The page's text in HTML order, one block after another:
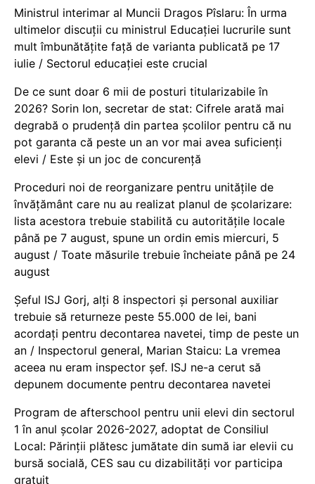
Ministrul interimar al Muncii Dragos Pîslaru: În urma
ultimelor discuții cu ministrul Educației lucrurile sunt
mult îmbunătățite față de varianta publicată pe 17
iulie / Sectorul educației este crucial
De ce sunt doar 6 mii de posturi titularizabile în
2026? Sorin Ion, secretar de stat: Cifrele arată mai
degrabă o prudență din partea școlilor pentru că nu
pot garanta că peste un an vor mai avea suficienți
elevi / Este și un joc de concurență
Proceduri noi de reorganizare pentru unitățile de
învățământ care nu au realizat planul de școlarizare:
lista acestora trebuie stabilită cu autoritățile locale
până pe 7 august, spune un ordin emis miercuri, 5
august / Toate măsurile trebuie încheiate până pe 24
august
Șeful ISJ Gorj, alți 8 inspectori și personal auxiliar
trebuie să returneze peste 55.000 de lei, bani
acordați pentru decontarea navetei, timp de peste un
an / Inspectorul general, Marian Staicu: La vremea
aceea nu eram inspector șef. ISJ ne-a cerut să
depunem documente pentru decontarea navetei
Program de afterschool pentru unii elevi din sectorul
1 în anul școlar 2026-2027, adoptat de Consiliul
Local: Părinții plătesc jumătate din sumă iar elevii cu
bursă socială, CES sau cu dizabilităţi vor participa
gratuit